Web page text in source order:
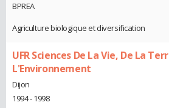
BPREA
Agriculture biologique et diversification
UFR Sciences De La Vie, De La
L'Environnement
Dijon
1994 - 1998